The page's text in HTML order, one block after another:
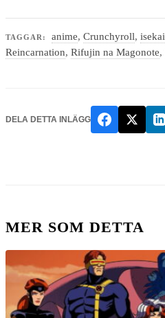
TAGGAR: anime,Crunchyroll,isekai
Reincarnation, Rifujin na Magonote,
DELA DETTA INLÄGG
MER SOM DETTA